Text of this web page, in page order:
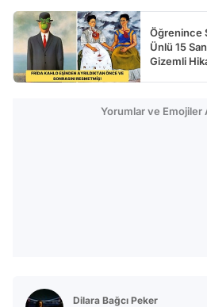
Öğrenince
Ünlü 15
Gizemli
Yorumlar ve Emojiler
Dilara Bağcı Peker